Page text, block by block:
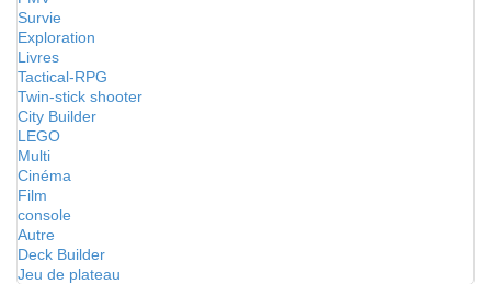
Survie
Exploration
Livres
Tactical-RPG
Twin-stick shooter
City Builder
LEGO
Multi
Cinéma
Film
console
Autre
Deck Builder
Jeu de plateau